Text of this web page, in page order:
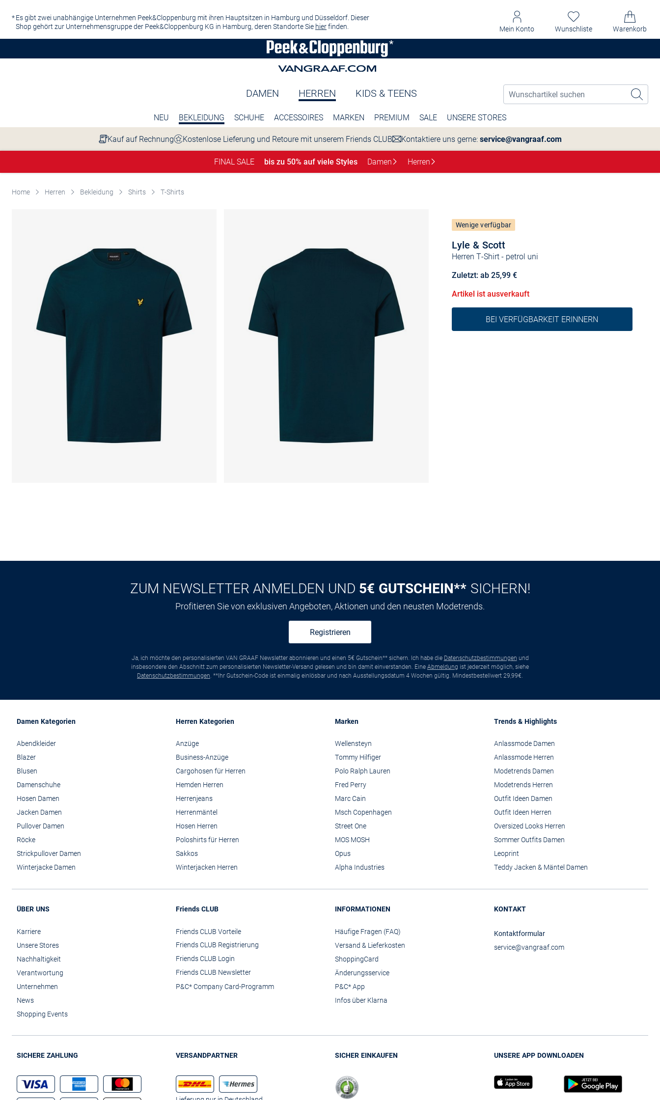
Es gibt zwei unabhängige Unternehmen Peek&Cloppenburg mit ihren Hauptsitzen in Hamburg und Düsseldorf. Dieser
Shop gehört zur Unternehmensgruppe der Peek&Cloppenburg KG in Hamburg, deren Standorte Sie hierfinden. Mein Konto Wunschliste Warenkorb
DAMEN HERREN KIDS & TEENS
NEU BEKLEIDUNG SCHUHE ACCESSOIRES MARKEN PREMIUM SALE UNSERE STORES
Kauf auf Rechnung Kostenlose Lieferung und Retoure mit unserem Friends CLUB Kontaktiere uns gerne: service@vangraaf.com
FINAL SALE bis zu 50% auf viele Styles Damen Herren
Home Herren Bekleidung Shirts T-Shirts
Lyle & Scott
Herren T-Shirt- petrol uni
Wenige verfügbar
Zuletzt: ab 25,99 €
Artikel ist ausverkauft
BEI VERFÜGBARKEIT ERINNERN
ZUM NEWSLETTER ANMELDEN UND 5€ GUTSCHEIN** SICHERN!
Profitieren Sie von exklusiven Angeboten, Aktionen und den neusten Modetrends.
Registrieren
Ja, ich möchte den personalisierten VAN GRAAF Newsletter abonnieren und einen 5€ Gutschein** sichern. Ich habe die Datenschutzbestimmungen und
insbesondere den Abschnitt zum personalisierten Newsletter-Versand gelesen und bin damit einverstanden. Eine Abmeldung ist jederzeit möglich, siehe
Datenschutzbestimmungen. **Ihr Gutschein-Code ist einmalig einlösbar und nach Ausstellungsdatum 4 Wochen gültig. Mindestbestellwert 29,99€.
Damen Kategorien
Abendkleider
Blazer
Blusen
Damenschuhe
Hosen Damen
Jacken Damen
Pullover Damen
Röcke
Strickpullover Damen
Winterjacke Damen
Herren Kategorien
Anzüge
Business-Anzüge
Cargohosen für Herren
Hemden Herren
Herrenjeans
Herrenmäntel
Hosen Herren
Poloshirts für Herren
Sakkos
Winterjacken Herren
Marken
Wellensteyn
Tommy Hilfiger
Polo Ralph Lauren
Fred Perry
Marc Cain
Msch Copenhagen
Street One
MOS MOSH
Opus
Alpha Industries
Trends & Highlights
Anlassmode Damen
Anlassmode Herren
Modetrends Damen
Modetrends Herren
Outfit Ideen Damen
Outfit Ideen Herren
Oversized Looks Herren
Sommer Outfits Damen
Leoprint
Teddy Jacken & Mäntel Damen
ÜBER UNS
Karriere
Unsere Stores
Nachhaltigkeit
Verantwortung
Unternehmen
News
Shopping Events
Friends CLUB
Friends CLUB Vorteile
Friends CLUB Registrierung
Friends CLUB Login
Friends CLUB Newsletter
P&C* Company Card-Programm
INFORMATIONEN
Häufige Fragen (FAQ)
Versand & Lieferkosten
ShoppingCard
Änderungsservice
P&C* App
Infos über Klarna
KONTAKT
Kontaktformular
service@vangraaf.com
SICHERE ZAHLUNG VERSANDPARTNER SICHER EINKAUFEN UNSERE APP DOWNLOADEN